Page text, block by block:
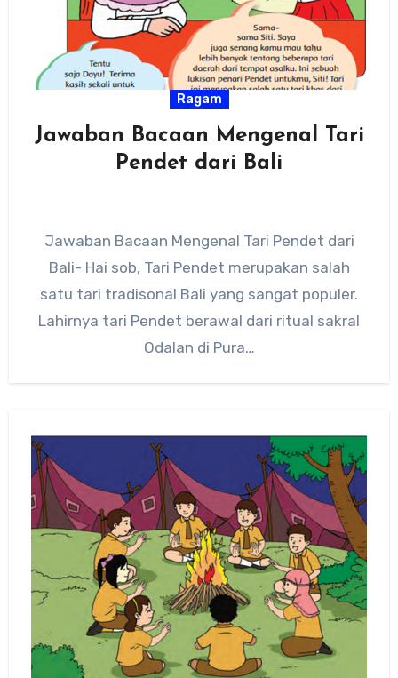
Ragam
Jawaban Bacaan Mengenal Tari
Pendet dari Bali
Jawaban Bacaan Mengenal Tari Pendet dari
Bali- Hai sob, Tari Pendet merupakan salah
satu tari tradisonal Bali yang sangat populer.
Lahirnya tari Pendet berawal dari ritual sakral
Odalan di Pura…